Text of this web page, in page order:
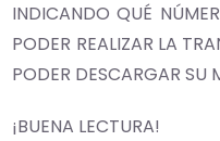
INDICANDO QUÉ
PODER REALIZAR LA
PODER DESCARGAR SU
¡BUENA LECTURA!